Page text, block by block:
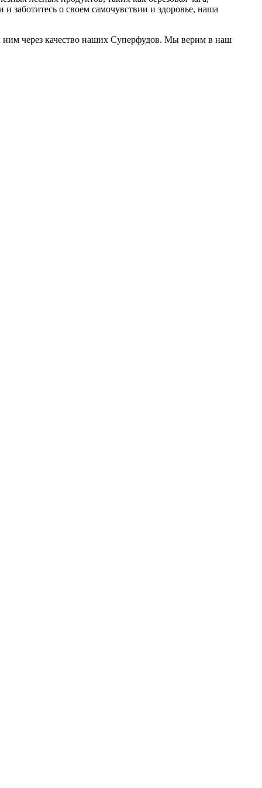
заботитесь о своем самочувствии и здоровье, наша
через качество наших Суперфудов. Мы верим в наш